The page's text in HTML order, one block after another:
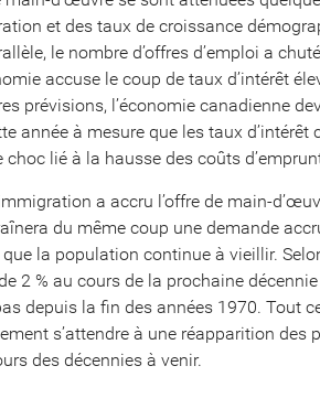
et des taux de croissance
le nombre d’offres d’emploi a
accuse le coup de taux d’intérêt
prévisions, l’économie canadienne
année à mesure que les taux
lié à la hausse des coûts
a accru l’offre de main-
du même coup une demande
la population continue à vieillir.
2 % au cours de la prochaine
depuis la fin des années 1970. Tout
s’attendre à une réapparition
des décennies à venir.